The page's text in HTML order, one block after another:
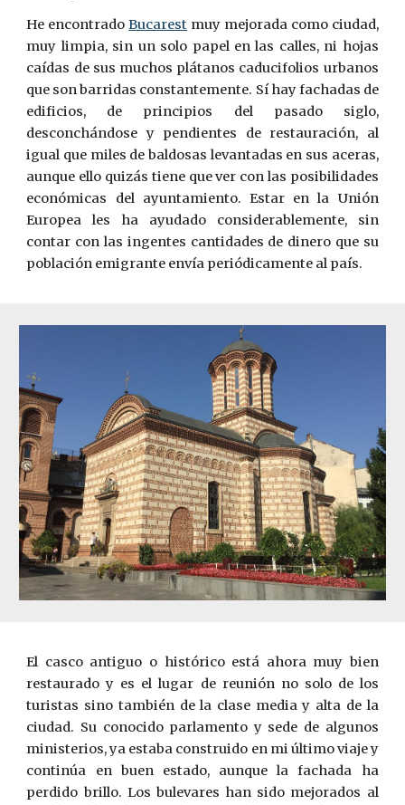
He encontradoBucarest muy mejorada como ciudad,
muy limpia, sin un solo papel en las calles, ni hojas
caídas de sus muchos plátanos caducifolios urbanos
que son barridas constantemente. Sí hay fachadas de
edificios, de principios del pasado siglo,
desconchándose y pendientes de restauración, al
igual que miles de baldosas levantadas en sus aceras,
aunque ello quizás tiene que ver con las posibilidades
económicas del ayuntamiento. Estar en la Unión
Europea les ha ayudado considerablemente, sin
contar con las ingentes cantidades de dinero que su
población emigrante envía periódicamente al país.
El casco antiguo o histórico está ahora muy bien
restaurado y es el lugar de reunión no solo de los
turistas sino también de la clase media y alta de la
ciudad. Su conocido parlamento y sede de algunos
ministerios, ya estaba construido en mi último viaje y
continúa en buen estado, aunque la fachada ha
perdido brillo. Los bulevares han sido mejorados al